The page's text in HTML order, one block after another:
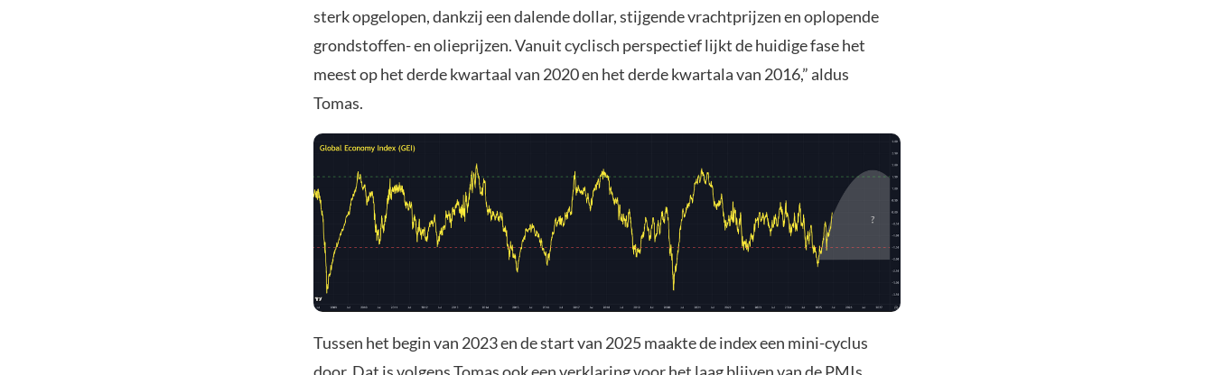
sterk opgelopen, dankzij een dalende dollar, stijgende vrachtprijzen en oplopende
grondstoffen- en olieprijzen. Vanuit cyclisch perspectief lijkt de huidige fase het
meest op het derde kwartaal van 2020 en het derde kwartala van 2016,” aldus
Tomas.
Tussen het begin van 2023 en de start van 2025 maakte de index een mini-cyclus